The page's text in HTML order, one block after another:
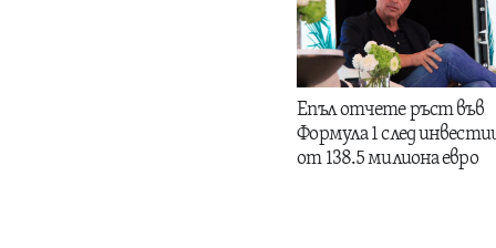
Епъл отчете ръст във
Формула 1 след
от 138.5 милиона евро